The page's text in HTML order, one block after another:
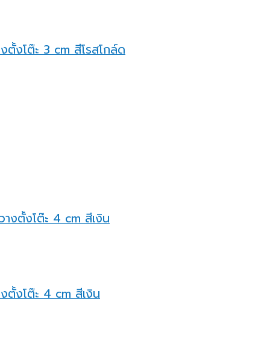
ตั้งโต๊ะ 3 cm สีโรสโกล์ด
ตั้งโต๊ะ 4 cm สีเงิน